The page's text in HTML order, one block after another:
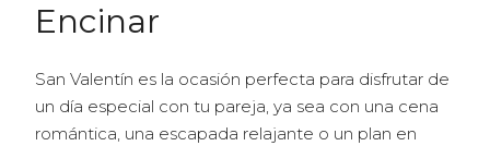
Encinar
San Valentín es la ocasión perfecta para disfrutar de
un día especial con tu pareja, ya sea con una cena
romántica, una escapada relajante o un plan en